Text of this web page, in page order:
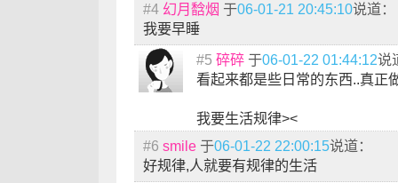
#4 幻月馠烟 于06-01-21 20:45:10说道：
我要早睡
#5 碎碎 于06-01-22 01:44:12说
看起来都是些日常的东西..真正
我要生活规律><
#6 smile 于06-01-22 22:00:15说道：
好规律,人就要有规律的生活